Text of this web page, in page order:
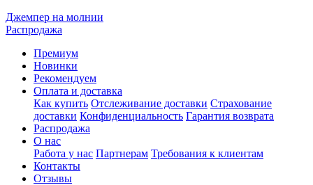
Джемпер на молнии
Распродажа
Премиум
Новинки
Рекомендуем
Оплата и доставка
Как купить Отслеживание доставки Страхование
доставки Конфиденциальность Гарантия возврата
Распродажа
О нас
Работа у нас Партнерам Требования к клиентам
Контакты
Отзывы